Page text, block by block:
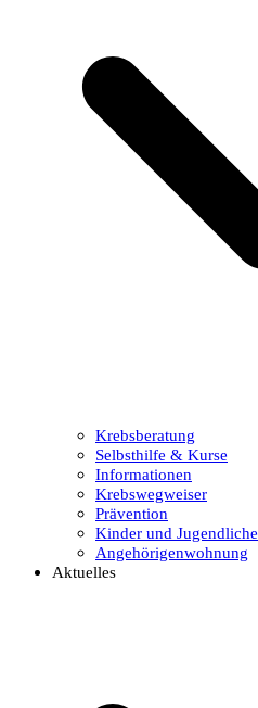
Krebsberatung
Selbsthilfe & Kurse
Informationen
Krebswegweiser
Prävention
Kinder und Jugendliche
Angehörigenwohnung
Aktuelles